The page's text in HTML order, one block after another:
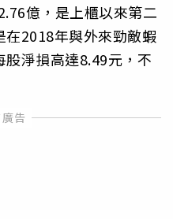
億，是上櫃以來第二
2018年與外來勁敵蝦
淨損高達8.49元，不